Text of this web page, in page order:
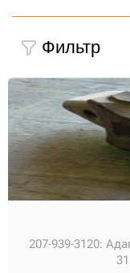
Края режущие
Фильтр
207-939-3120: